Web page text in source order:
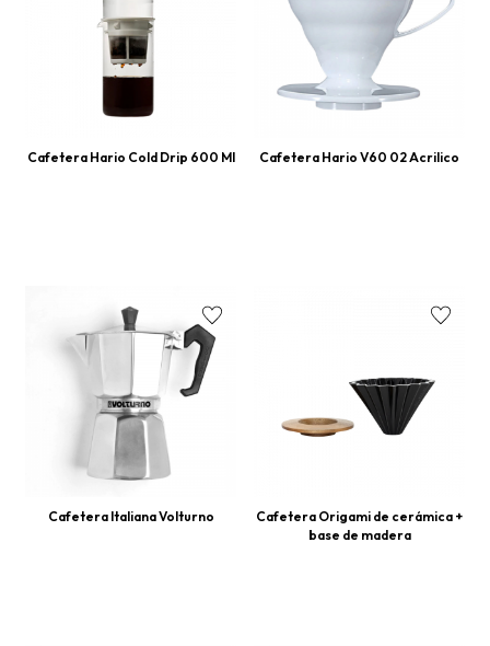
Cafetera Hario Cold Drip 600 Ml Cafetera Hario V60 02 Acrilico
Cafetera Italiana Volturno
Cafetera Origami de cerámica +
base de madera